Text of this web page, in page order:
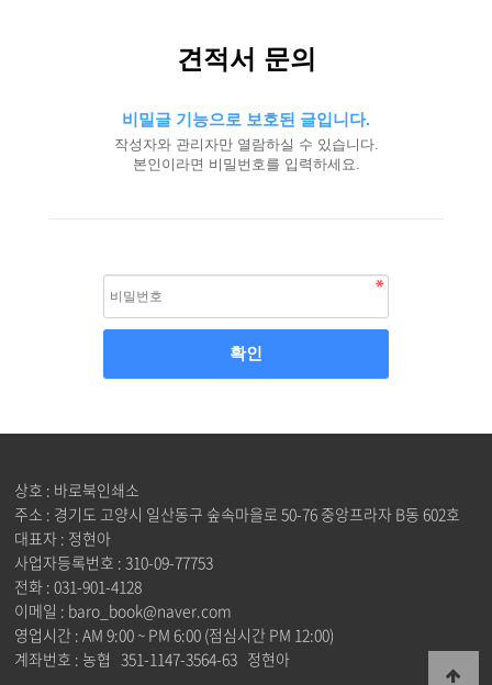
상담 및 견적문의
견적서 문의
비밀글 기능으로 보호된 글입니다.
작성자와 관리자만 열람하실 수 있습니다.
본인이라면 비밀번호를 입력하세요.
상호 : 바로북인쇄소
주소 : 경기도 고양시 일산동구 숲속마을로 50-76 중앙프라자 B동 602호
대표자 : 정현아
사업자등록번호 : 310-09-77753
전화 : 031-901-4128
이메일 : baro_book@naver.com
영업시간 : AM 9:00 ~ PM 6:00 (점심시간 PM 12:00)
계좌번호 : 농협 351-1147-3564-63 정현아